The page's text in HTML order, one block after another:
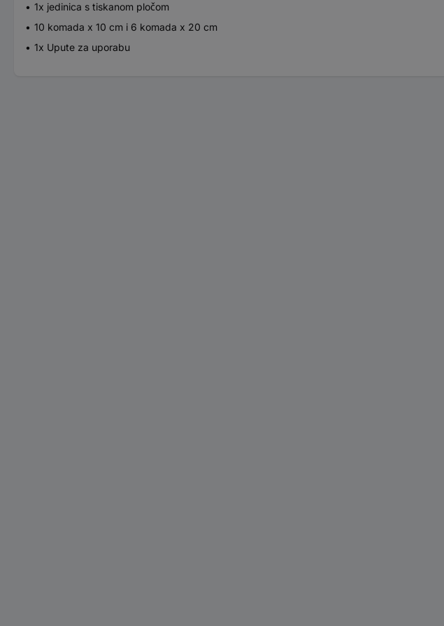
1x jedinica s tiskanom pločom
10 komada x 10 cm i 6 komada x 20 cm
1x Upute za uporabu